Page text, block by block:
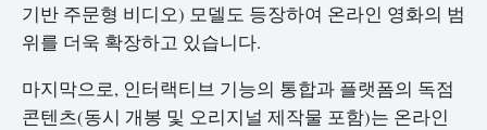
기반 주문형 비디오) 모델도 등장하여 온라인 영화의 범
위를 더욱 확장하고 있습니다.
마지막으로, 인터랙티브 기능의 통합과 플랫폼의 독점
콘텐츠(동시 개봉 및 오리지널 제작물 포함)는 온라인